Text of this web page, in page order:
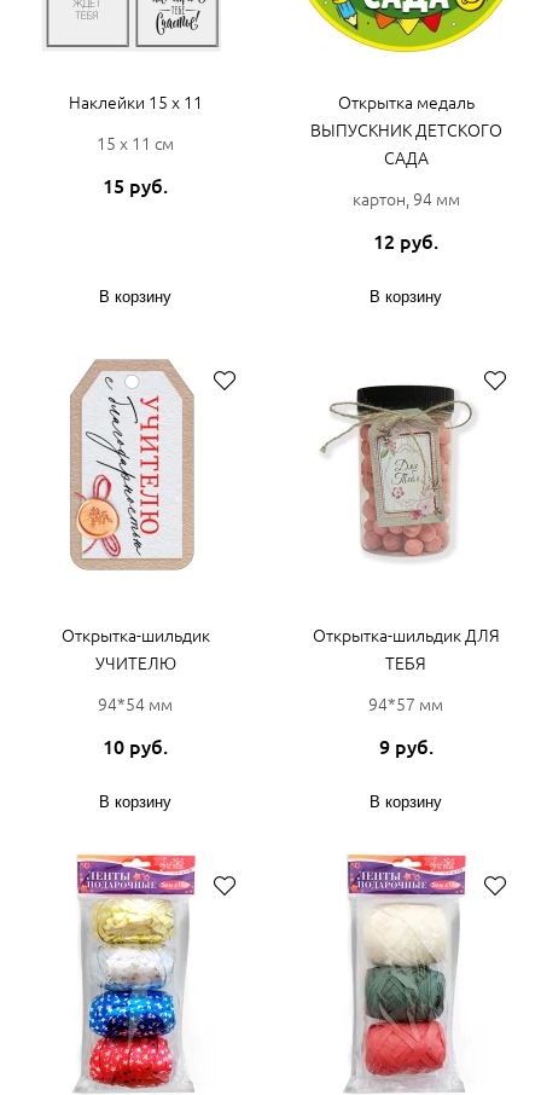
Наклейки 15 х 11
15 х 11 см
15 руб.
В корзину
Открытка медаль
ВЫПУСКНИК ДЕТСКОГО
САДА
картон, 94 мм
12 руб.
В корзину
Открытка-шильдик
УЧИТЕЛЮ
94*54 мм
10 руб.
В корзину
Открытка-шильдик ДЛЯ
ТЕБЯ
94*57 мм
9 руб.
В корзину